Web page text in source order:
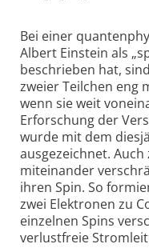
Bei einer
Albert Einstein als
beschrieben hat,
zweier Teilchen eng
wenn sie weit
Erforschung der
wurde mit dem
ausgezeichnet.
miteinander
ihren Spin. So
zwei Elektronen zu
einzelnen Spins
verlustfreie